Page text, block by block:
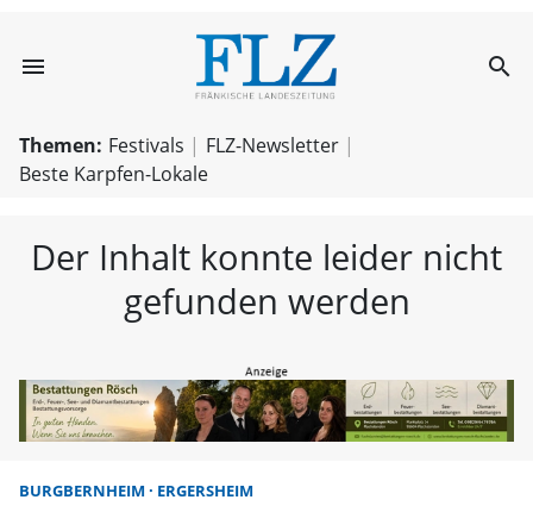
menu FLZ – search
Themen: Festivals
FLZ-Newsletter
Beste Karpfen-Lokale
Der Inhalt konnte leider nicht
gefunden werden
BURGBERNHEIM ERGERSHEIM